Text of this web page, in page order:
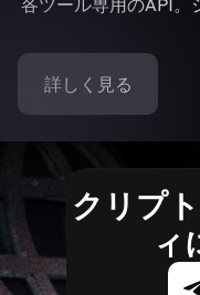
各ツール専用のAPI。
詳しく見る
クリプ
ィ